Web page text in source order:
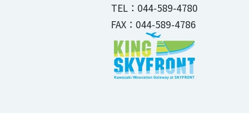
TEL：044-589-4780
FAX：044-589-4786